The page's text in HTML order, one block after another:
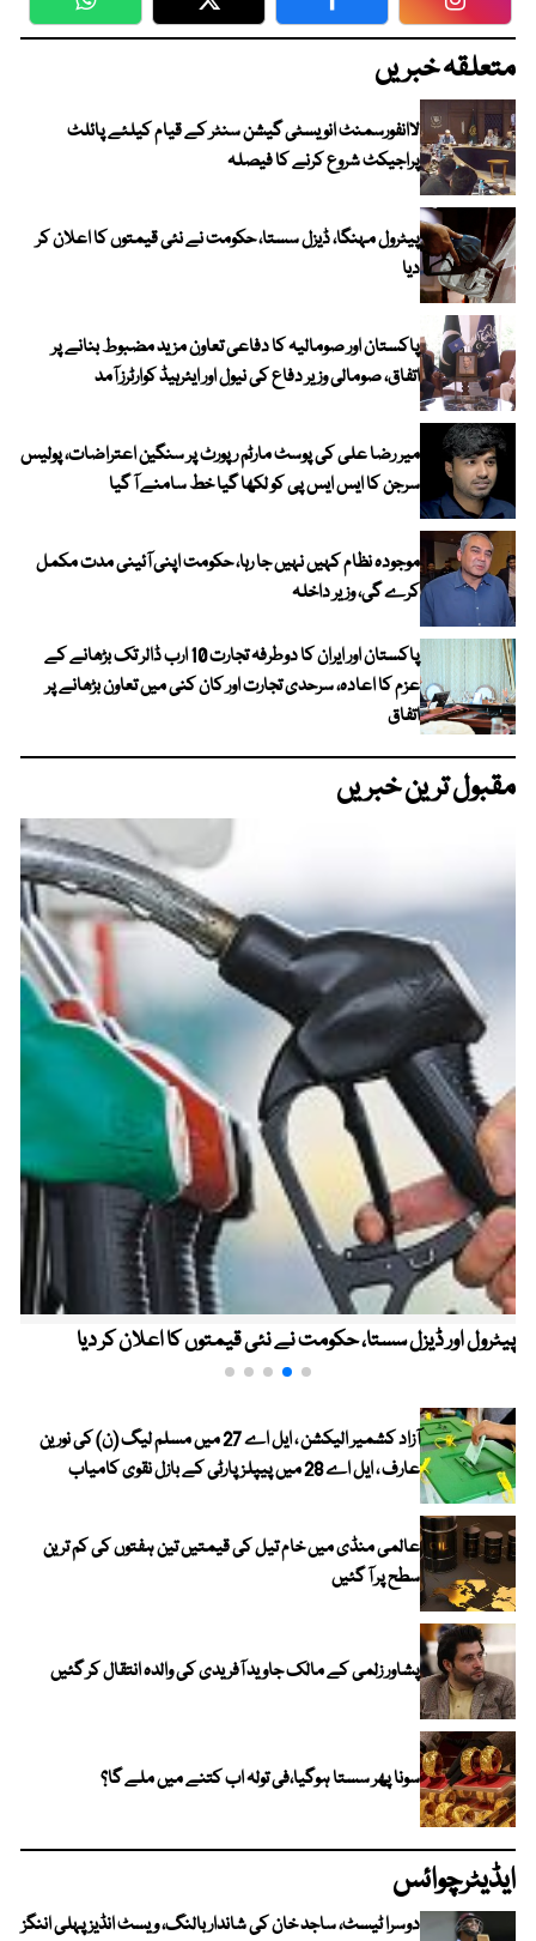
WhatsApp Twitter Facebook
متعلقہ خبریں
لاانفورسمنٹ انویسٹی گیشن سنٹر کے قیام کیلئے پائلٹ
پراجیکٹ شروع کرنے کا فیصلہ
پیٹرول مہنگا، ڈیزل سستا، حکومت نے نئی قیمتوں کا اعلان کر
دیا
پاکستان اور صومالیہ کا دفاعی تعاون مزید مضبوط بنانے پر
اتفاق، صومالی وزیر دفاع کی نیول اور ایئرہیڈ کوارٹرز آمد
میر رضا علی کی پوسٹ مارٹم رپورٹ پر سنگین اعتراضات، پولیس
سرجن کا ایس ایس پی کو لکھا گیا خط سامنے آ گیا
موجودہ نظام کہیں نہیں جا رہا، حکومت اپنی آئینی مدت مکمل
کرے گی، وزیر داخلہ
پاکستان اور ایران کا دوطرفہ تجارت 10 ارب ڈالر تک بڑھانے کے
عزم کا اعادہ، سرحدی تجارت اور کان کنی میں تعاون بڑھانے پر
اتفاق
مقبول ترین خبریں
پیٹرول اور ڈیزل سستا، حکومت نے نئی قیمتوں کا اعلان کر دیا
آزاد کشمیر الیکشن ، ایل اے 27 میں مسلم لیگ (ن) کی نورین
عارف ، ایل اے 28 میں پیپلز پارٹی کے بازل نقوی کامیاب
عالمی منڈی میں خام تیل کی قیمتیں تین ہفتوں کی کم ترین
سطح پر آ گئیں
پشاور زلمی کے مالک جاوید آفریدی کی والدہ انتقال کر گئیں
سونا پھر سستا ہوگیا،فی تولہ اب کتنے میں ملے گا؟
ایڈیٹرچوائس
دوسرا ٹیسٹ، ساجد خان کی شاندار بالنگ، ویسٹ انڈیز پہلی اننگز